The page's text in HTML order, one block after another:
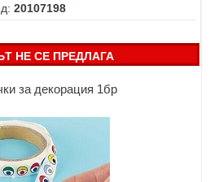
20107198
НЕ СЕ ПРЕДЛАГА
за декорация 1бр